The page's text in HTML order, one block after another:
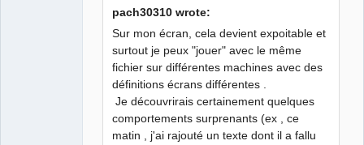
pach30310 wrote:
Sur mon écran, cela devient expoitable et
surtout je peux "jouer" avec le même
fichier sur différentes machines avec des
définitions écrans différentes .
Je découvrirais certainement quelques
comportements surprenants (ex , ce
matin , j'ai rajouté un texte dont il a fallu